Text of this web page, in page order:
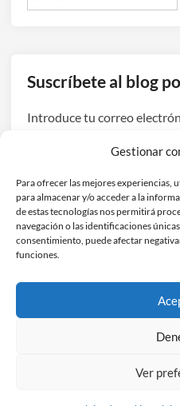
Gestionar
Para ofrecer las mejores experiencias,
para almacenar y/o acceder a la
de estas tecnologías nos permitirá
navegación o las identificaciones
consentimiento, puede afectar
funciones.
Ver
Suscríbete al blog
Introduce tu correo
de
correo
electrónico
Suscribirse
Únete a otros 3
Hefestec
Funciona con WordPress